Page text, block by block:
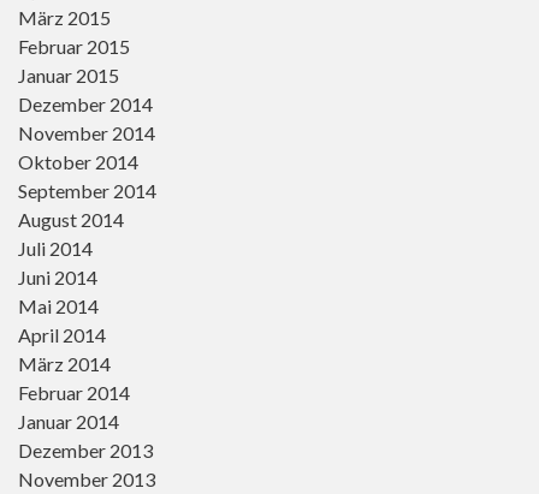
März 2015
Februar 2015
Januar 2015
Dezember 2014
November 2014
Oktober 2014
September 2014
August 2014
Juli 2014
Juni 2014
Mai 2014
April 2014
März 2014
Februar 2014
Januar 2014
Dezember 2013
November 2013